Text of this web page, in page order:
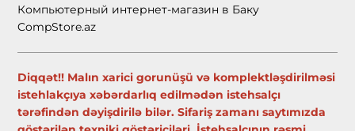
Компьютерный интернет-магазин в Баку
CompStore.az
Diqqət!! Malın xarici gorunüşü və komplektləşdirilməsi
istehlakçıya xəbərdarlıq edilmədən istehsalçı
tərəfindən dəyişdirilə bilər. Sifariş zamanı saytımızda